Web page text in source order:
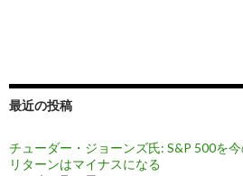
最近の投稿
チューダー・ジョーンズ氏: S&P 500を
リターンはマイナスになる